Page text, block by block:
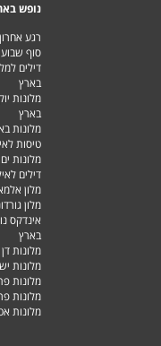
נופש
רגע
סוף
דילים
בארץ
מלונות
בארץ
מלונות
טיסות
מלונות
דילים
מלון
מלון
אינדקס
בארץ
מלונות דן
מלונות
מלונות
מלונות
מלונות